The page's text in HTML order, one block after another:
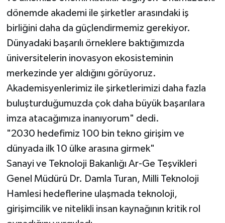
dönemde akademi ile şirketler arasındaki iş
birliğini daha da güçlendirmemiz gerekiyor.
Dünyadaki başarılı örneklere baktığımızda
üniversitelerin inovasyon ekosisteminin
merkezinde yer aldığını görüyoruz.
Akademisyenlerimiz ile şirketlerimizi daha fazla
buluşturduğumuzda çok daha büyük başarılara
imza atacağımıza inanıyorum" dedi.
"2030 hedefimiz 100 bin tekno girişim ve
dünyada ilk 10 ülke arasına girmek"
Sanayi ve Teknoloji Bakanlığı Ar-Ge Teşvikleri
Genel Müdürü Dr. Damla Turan, Milli Teknoloji
Hamlesi hedeflerine ulaşmada teknoloji,
girişimcilik ve nitelikli insan kaynağının kritik rol